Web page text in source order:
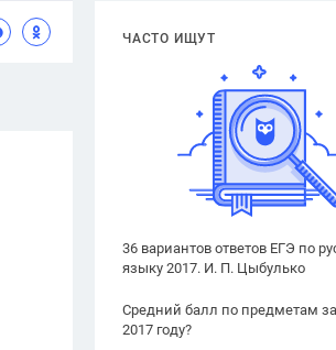
ЧАСТО ИЩУТ
36 вариантов ответов ЕГЭ по
языку 2017. И. П. Цыбулько
Средний балл по предметам
2017 году?